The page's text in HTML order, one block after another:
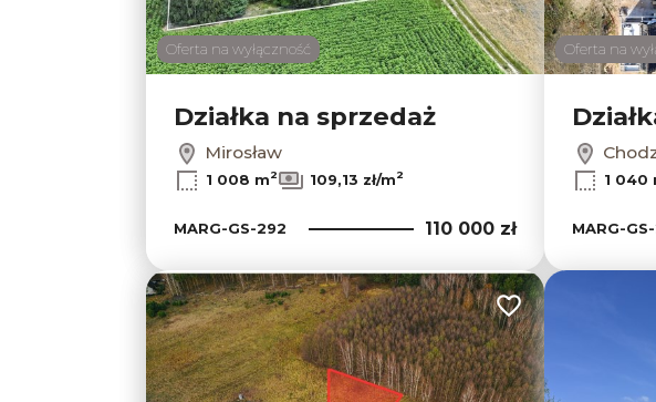
Oferta na wyłączność
Działka na sprzedaż
Mirosław
1 008 m2 109,13 zł/m2
MARG-GS-292 110 000 zł
Oferta na
1 040
MARG-
Dodaj do ulubionych